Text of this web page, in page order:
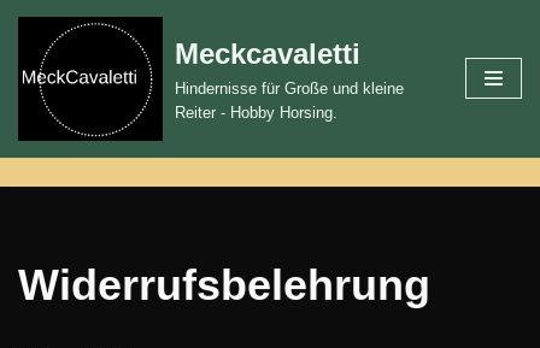
Zum
Inhalt
springen
Meckcavaletti
Hindernisse für Große und kleine
Reiter - Hobby Horsing.
Widerrufsbelehrung